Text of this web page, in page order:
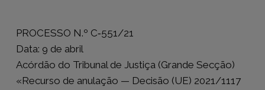
PROCESSO N.º C‑551/21
Data: 9 de abril
Acórdão do Tribunal de Justiça (Grande Secção)
«Recurso de anulação — Decisão (UE) 2021/1117